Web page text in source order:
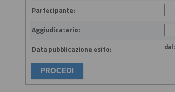
Partecipante:
Aggiudicatario:
Data pubblicazione esito:
dal: